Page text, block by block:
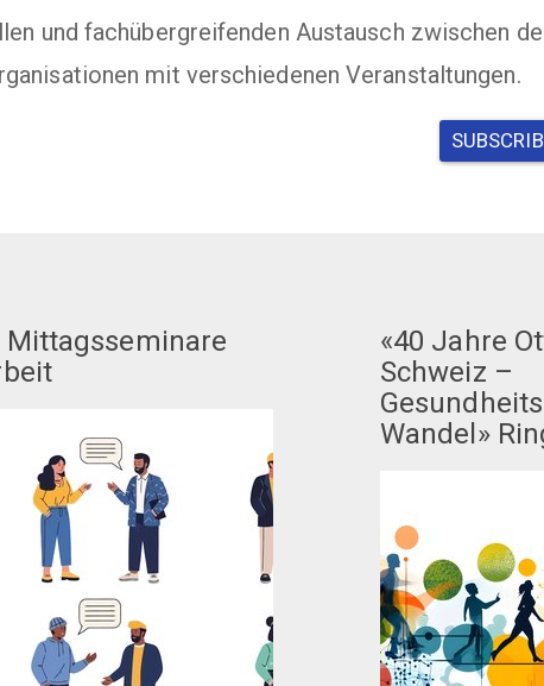
und fachübergreifenden Austausch zwischen
mit verschiedenen Veranstaltungen.
Mittagsseminare
«40 Jahre
Schweiz –
Wandel»